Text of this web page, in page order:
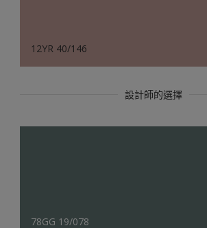
12YR 40/146
設計師的選擇
78GG 19/078